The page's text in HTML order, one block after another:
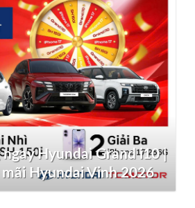
Hyundai Grand i10 |
Hyundai Vinh 2026